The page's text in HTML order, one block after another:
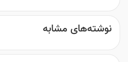
نوشته‌های مشابه